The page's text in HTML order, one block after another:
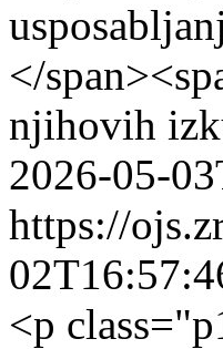
</
njihovih
2026-05-
https://
<p